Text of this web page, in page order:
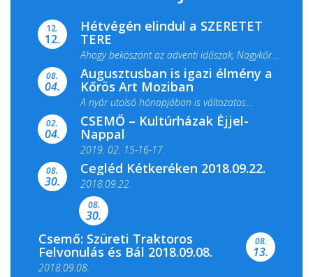
12.
12.
Hétvégén elindul a SZERETET
TERE
Ahogy beköszönt az adventi időszak, Nagykőrös
ismét megtelik ünnepi fénnyel és közös...
08.
04.
Augusztusban is igazi élmény a
Kőrös Art Moziban
A nyár utolsó hónapjában is változatos
filmkínálattal, családi...
02.
04.
CSEMŐ – Kultúrházak Éjjel-
Nappal
2019. 02. 15-16-17.
Színes és tartalmas programokkal várja a
Csemői Községi Könyvtár és...
08.
30.
Cegléd Kétkeréken 2018.09.22.
2018.09.22.
08.
30.
Csemő: Szüreti Traktoros
Felvonulás és Bál 2018.09.08.
2018.09.08.
08.
13.